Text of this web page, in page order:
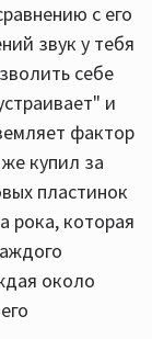
с его
звук у тебя
себе
и
фактор
купил за
пластинок
рока, которая
около